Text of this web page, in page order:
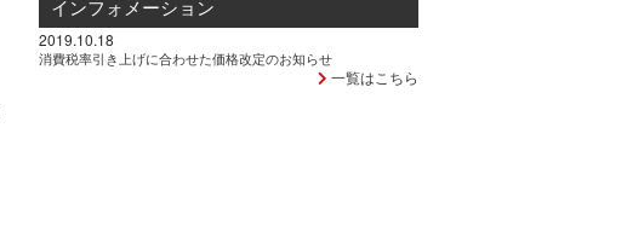
インフォメーション
2019.10.18
消費税率引き上げに合わせた価格改定のお知らせ
一覧はこちら